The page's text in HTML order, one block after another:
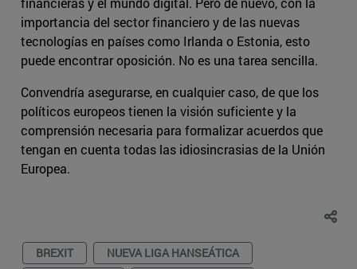
importancia del sector financiero y de las nuevas
tecnologías en países como Irlanda o Estonia, esto
puede encontrar oposición. No es una tarea sencilla.
Convendría asegurarse, en cualquier caso, de que los
políticos europeos tienen la visión suficiente y la
comprensión necesaria para formalizar acuerdos que
tengan en cuenta todas las idiosincrasias de la Unión
Europea.
BREXIT
NUEVA LIGA HANSEÁTICA